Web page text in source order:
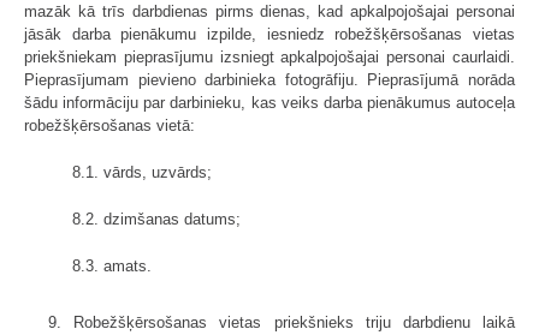
mazāk kā trīs darbdienas pirms dienas, kad apkalpojošajai personai
jāsāk darba pienākumu izpilde, iesniedz robežšķērsošanas vietas
priekšniekam pieprasījumu izsniegt apkalpojošajai personai caurlaidi.
Pieprasījumam pievieno darbinieka fotogrāfiju. Pieprasījumā norāda
šādu informāciju par darbinieku, kas veiks darba pienākumus autoceļa
robežšķērsošanas vietā:
8.1. vārds, uzvārds;
8.2. dzimšanas datums;
8.3. amats.
9. Robežšķērsošanas vietas priekšnieks triju darbdienu laikā